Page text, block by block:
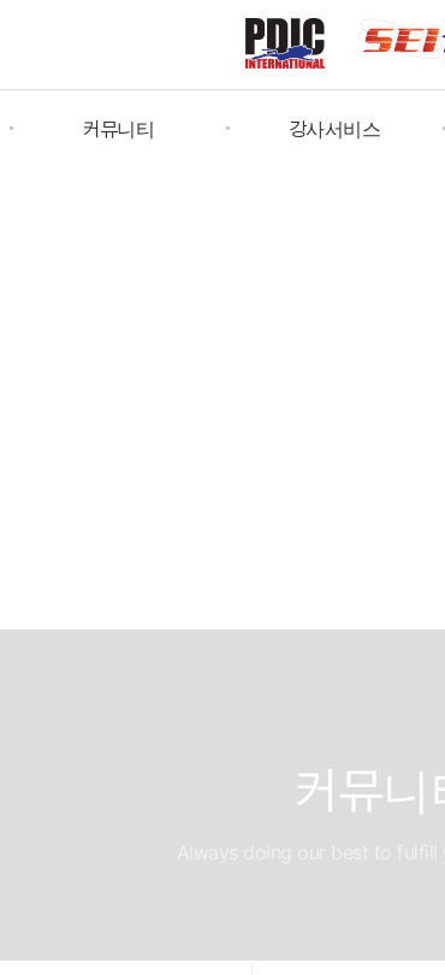
커뮤니티 강사서비스
커뮤니